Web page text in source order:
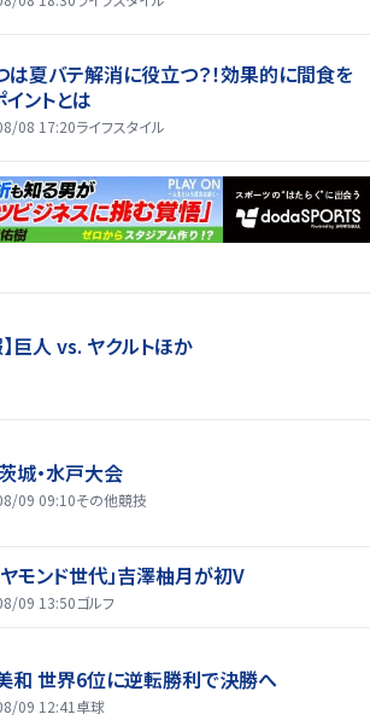
は夏バテ解消に役立つ？！効果的に間食を
イントとは
08 17:20ライフスタイル
】巨人 vs. ヤクルトほか
城・水戸大会
09 09:10その他競技
ヤモンド世代」吉澤柚月が初V
09 13:50ゴルフ
和 世界6位に逆転勝利で決勝へ
09 12:41 卓球